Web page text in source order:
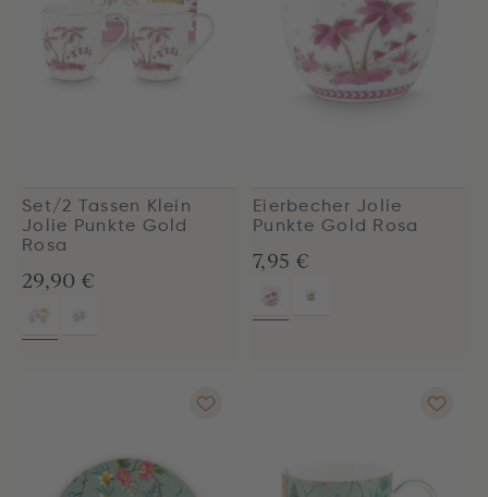
Set/2 Tassen Klein
Jolie Punkte Gold
Rosa
29,90 €
Eierbecher Jolie
Punkte Gold Rosa
7,95 €